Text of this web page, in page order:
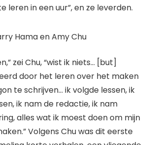
leren in een uur”, en ze leverden.
Hama en Amy Chu
zei Chu, “wist ik niets… [but]
door het leren over het maken
te schrijven… ik volgde lessen, ik
ik nam de redactie, ik nam
alles wat ik moest doen om mijn
Volgens Chu was dit eerste